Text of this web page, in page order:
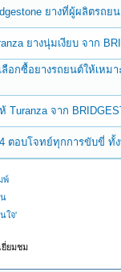
ยางที่ผู้ผลิตรถยน
ยางนุ่มเงียบ จาก
ลือกซื้อยางรถยนต์ให้เหม
Turanza จาก
ตอบโจทย์ทุกการขับขี่ ทั้
พ์
ใจ'
ยี่ยมชม